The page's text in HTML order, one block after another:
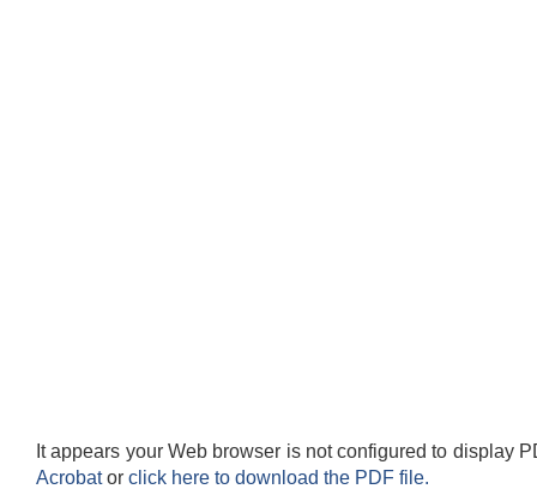
It appears your Web browser is not configured to display
Acrobator click here to download the PDF file.